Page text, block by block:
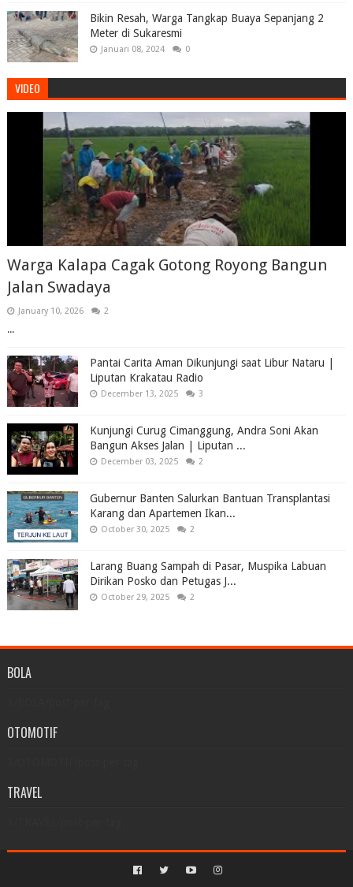
Bikin Resah, Warga Tangkap Buaya Sepanjang 2
Meter di Sukaresmi
Januari 08, 2024 0
VIDEO
Warga Kalapa Cagak Gotong Royong Bangun
Jalan Swadaya
January 10, 2026 2
...
Pantai Carita Aman Dikunjungi saat Libur Nataru |
Liputan Krakatau Radio
December 13, 2025 3
Kunjungi Curug Cimanggung, Andra Soni Akan
Bangun Akses Jalan | Liputan ...
December 03, 2025 2
Gubernur Banten Salurkan Bantuan Transplantasi
Karang dan Apartemen Ikan...
October 30, 2025 2
Larang Buang Sampah di Pasar, Muspika Labuan
Dirikan Posko dan Petugas J...
October 29, 2025 2
BOLA
OTOMOTIF
TRAVEL